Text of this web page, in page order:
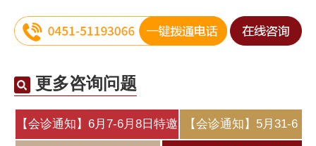
更多咨询问题
【会诊通知】6月7-6月8日特邀 【会诊通知】5月31-6